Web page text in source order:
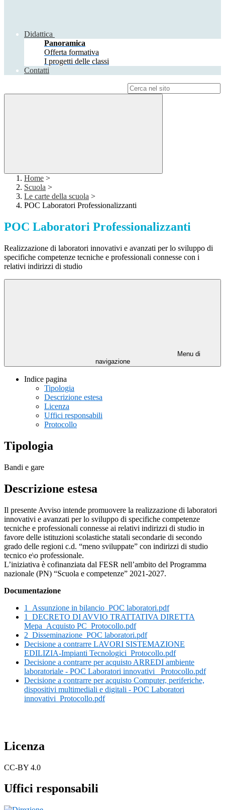
Didattica
Panoramica
Offerta formativa
I progetti delle classi
Contatti
Home >
Scuola >
Le carte della scuola >
POC Laboratori Professionalizzanti
POC Laboratori Professionalizzanti
Realizzazione di laboratori innovativi e avanzati per lo sviluppo di
specifiche competenze tecniche e professionali connesse con i
relativi indirizzi di studio
Menu di
navigazione
Indice pagina
Tipologia
Descrizione estesa
Licenza
Uffici responsabili
Protocollo
Tipologia
Bandi e gare
Descrizione estesa
Il presente Avviso intende promuovere la realizzazione di laboratori
innovativi e avanzati per lo sviluppo di specifiche competenze
tecniche e professionali connesse ai relativi indirizzi di studio in
favore delle istituzioni scolastiche statali secondarie di secondo
grado delle regioni c.d. “meno sviluppate” con indirizzi di studio
tecnico e\o professionale.
L’iniziativa è cofinanziata dal FESR nell’ambito del Programma
nazionale (PN) “Scuola e competenze” 2021-2027.
Documentazione
1_Assunzione in bilancio_POC laboratori.pdf
1_DECRETO DI AVVIO TRATTATIVA DIRETTA
Mepa_Acquisto PC_Protocollo.pdf
2_Disseminazione_POC laboratori.pdf
Decisione a contrarre LAVORI SISTEMAZIONE
EDILIZIA-Impianti Tecnologici_Protocollo.pdf
Decisione a contrarre per acquisto ARREDI ambiente
laboratoriale - POC Laboratori innovativi _Protocollo.pdf
Decisione a contrarre per acquisto Computer, periferiche,
dispositivi multimediali e digitali - POC Laboratori
innovativi_Protocollo.pdf
Licenza
CC-BY 4.0
Uffici responsabili